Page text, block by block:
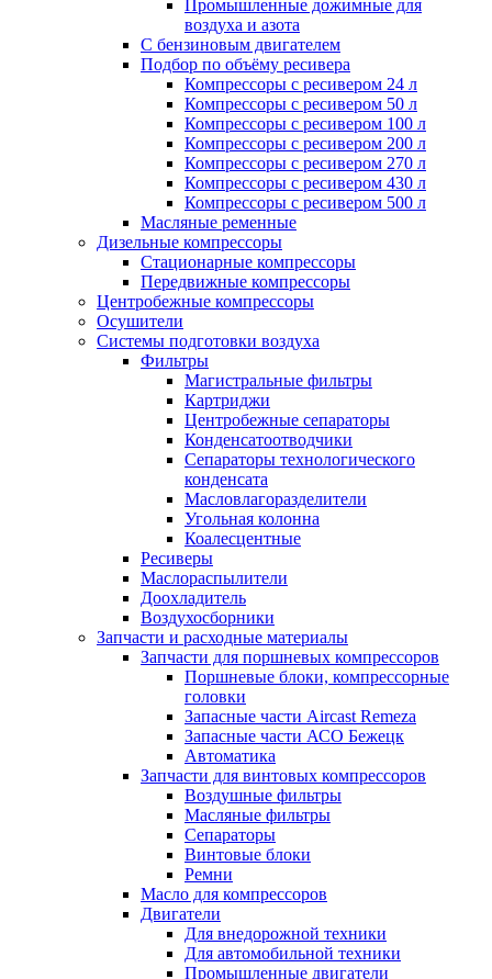
Промышленные дожимные для
воздуха и азота
С бензиновым двигателем
Подбор по объёму ресивера
Компрессоры с ресивером 24 л
Компрессоры с ресивером 50 л
Компрессоры с ресивером 100 л
Компрессоры с ресивером 200 л
Компрессоры с ресивером 270 л
Компрессоры с ресивером 430 л
Компрессоры с ресивером 500 л
Масляные ременные
Дизельные компрессоры
Стационарные компрессоры
Передвижные компрессоры
Центробежные компрессоры
Осушители
Системы подготовки воздуха
Фильтры
Магистральные фильтры
Картриджи
Центробежные сепараторы
Конденсатоотводчики
Сепараторы технологического
конденсата
Масловлагоразделители
Угольная колонна
Коалесцентные
Ресиверы
Маслораспылители
Доохладитель
Воздухосборники
Запчасти и расходные материалы
Запчасти для поршневых компрессоров
Поршневые блоки, компрессорные
головки
Запасные части Aircast Remeza
Запасные части АСО Бежецк
Автоматика
Запчасти для винтовых компрессоров
Воздушные фильтры
Масляные фильтры
Сепараторы
Винтовые блоки
Ремни
Масло для компрессоров
Двигатели
Для внедорожной техники
Для автомобильной техники
Промышленные двигатели